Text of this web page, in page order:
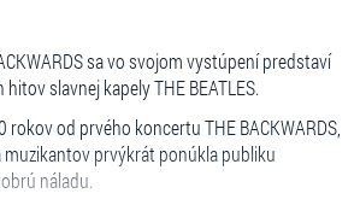
sa vo svojom vystúpení predstaví
slavnej kapely THE BEATLES.
od prvého koncertu THE BACKWARDS,
prvýkrát ponúkla publiku
náladu.